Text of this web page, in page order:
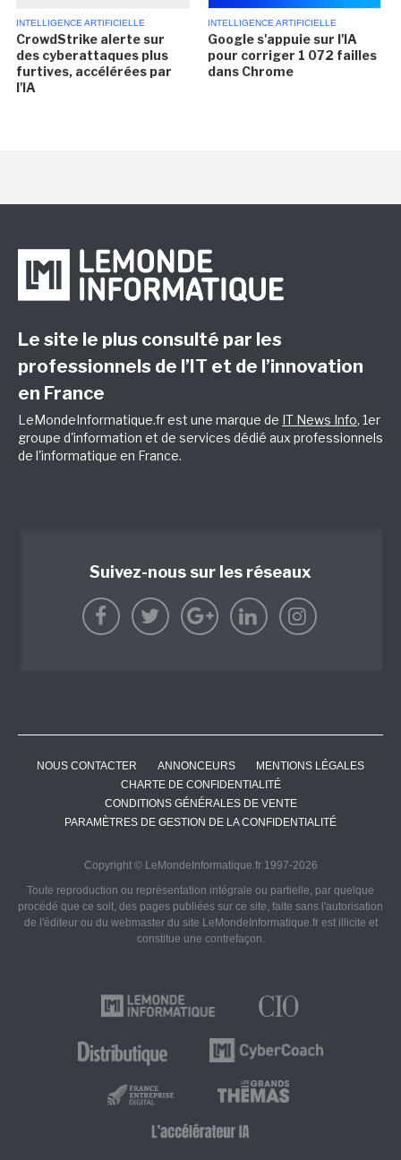
INTELLIGENCE ARTIFICIELLE
CrowdStrike alerte sur
des cyberattaques plus
furtives, accélérées par
l'IA
INTELLIGENCE ARTIFICIELLE
Google s'appuie sur l'IA
pour corriger 1 072 failles
dans Chrome
Le site le plus consulté par les
professionnels de l’IT et de l’innovation
en France
LeMondeInformatique.fr est une marque de IT News Info, 1er
groupe d'information et de services dédié aux professionnels
de l'informatique en France.
Suivez-nous sur les réseaux
NOUS CONTACTER ANNONCEURS
MENTIONS LÉGALES
CHARTE DE CONFIDENTIALITÉ
CONDITIONS GÉNÉRALES DE VENTE
PARAMÈTRES DE GESTION DE LA CONFIDENTIALITÉ
Copyright © LeMondeInformatique.fr 1997-2026
Toute reproduction ou représentation intégrale ou partielle, par quelque
procédé que ce soit, des pages publiées sur ce site, faite sans l'autorisation
de l'éditeur ou du webmaster du site LeMondeInformatique.fr est illicite et
constitue une contrefaçon.